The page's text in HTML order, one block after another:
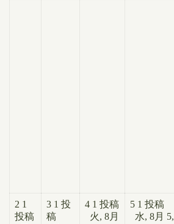
2 1
投稿
3 1 投
稿
4 1 投稿
火, 8月
5 1 投稿
水, 8月 5,